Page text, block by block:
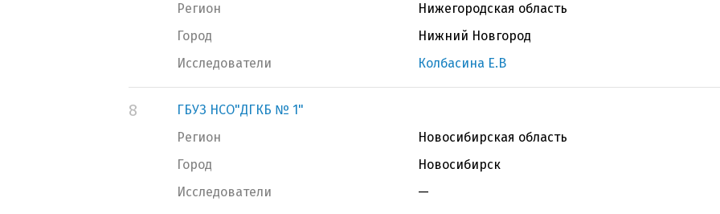
Регион
Нижегородская область
Город
Нижний Новгород
Исследователи
Колбасина Е.В
8
ГБУЗ НСО"ДГКБ № 1"
Регион
Новосибирская область
Город
Новосибирск
Исследователи
—